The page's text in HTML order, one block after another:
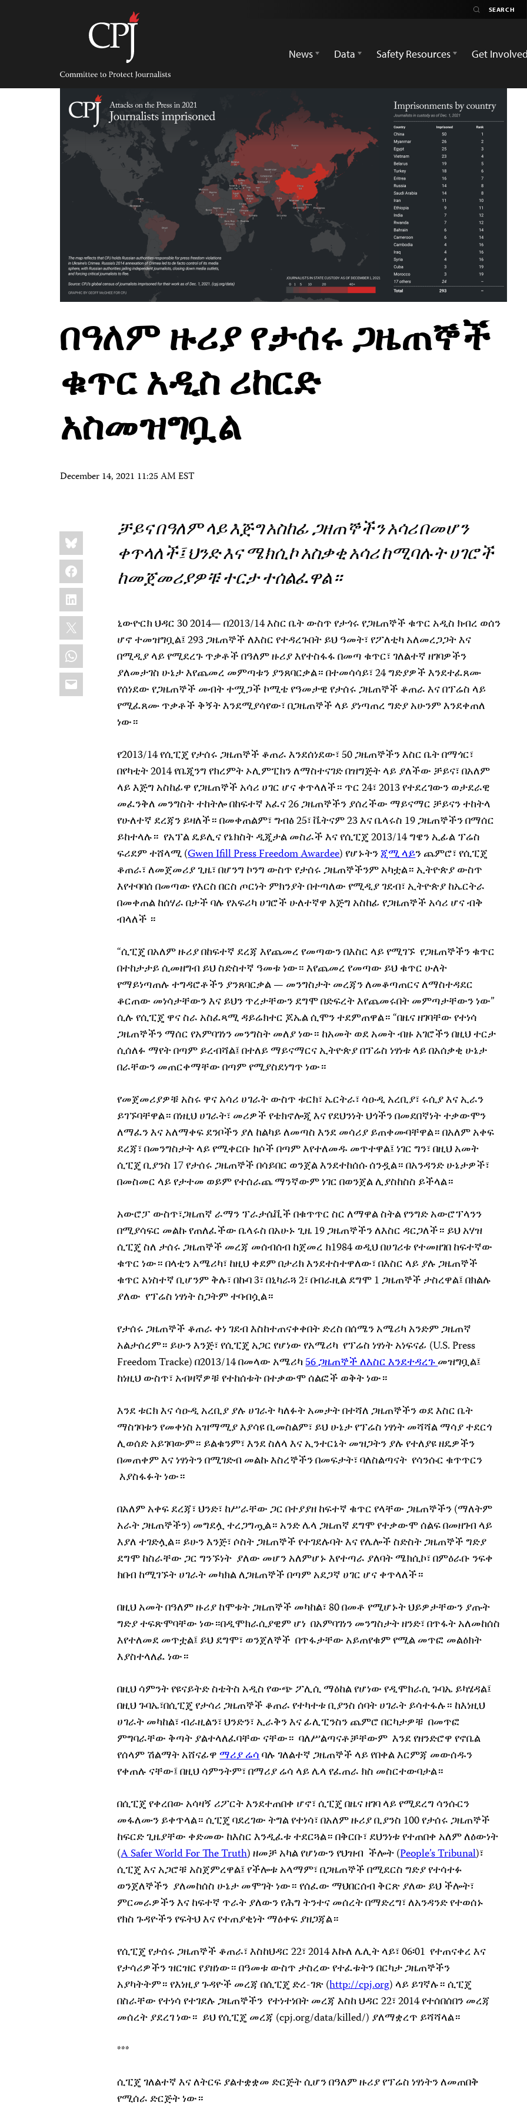
Committee
Protect
News
Data Safety Resources Get Involved
በዓለም ዙሪያ የታሰሩ ጋዜጠኞች
ቁጥር አዲስ ሪከርድ
አስመዝግቧል
December 14, 2021 11:25 AM EST
Share
this:
Bluesky
Facebook
LinkedIn
X
WhatsApp
Email
ቻይና በዓለም ላይ እጅግ አስከፊ ጋዘጠኞችን አሳሪ በመሆን
ቀጥላለች፤ ህንድ እና ሜክሲኮ አስቃቂ አሳሪ ከሚባሉት ሀገሮች
ከመጀመሪያዎቹ ተርታ ተሰልፈዋል።
ኒውዮርክ ህዳር 30 2014— በ2013/14 እስር ቤት ውስጥ የታጎሩ የጋዜጠኞች ቁጥር አዲስ ክብረ ወሰን
ሆኖ ተመዝግቧል፤ 293 ጋዜጠኞች ለእስር የተዳረጉበት ይህ ዓመት፣ የፖለቲካ አለመረጋጋት እና
በሚዲያ ላይ የሚደረጉ ጥቃቶች በዓለም ዙሪያ እየተስፋፋ በመጣ ቁጥር፣ ገለልተኛ ዘገባዎችን
ያለመታገስ ሁኔታ እየጨመረ መምጣቱን ያንጸባርቃል። በተመሳሳይ፣ 24 ግድያዎች እንደተፈጸሙ
የሰነደው የጋዜጠኞች መብት ተሟጋች ኮሚቴ የዓመታዊ የታሰሩ ጋዜጠኞች ቆጠራ እና በፕሬስ ላይ
የሚፈጸሙ ጥቃቶች ቅኝት እንደሚያሳየው፣ በጋዜጠኞች ላይ ያነጣጠረ ግድያ አሁንም እንደቀጠለ
ነው።
የ2013/14 የሲፒጄ የታሰሩ ጋዜጠኞች ቆጠራ እንደሰነደው፣ 50 ጋዜጠኞችን እስር ቤት በማጎር፣
በየካቲት 2014 የቤጂንግ የክረምት ኦሊምፒክን ለማስተናገድ በዝግጅት ላይ ያለችው ቻይና፣ በአለም
ላይ እጅግ አስከፊዋ የጋዜጠኞች አሳሪ ሀገር ሆና ቀጥላለች። ጥር 24፣ 2013 የተደረገውን ወታደራዊ
መፈንቅለ መንግስት ተከትሎ በከፍተኛ አፈና 26 ጋዜጠኞችን ያሰረችው ማይናማር ቻይናን ተከትላ
የሁለተኛ ደረጃን ይዛለች። በመቀጠልም፣ ግብፅ 25፣ ቬትናም 23 እና ቤላሩስ 19 ጋዜጠኞችን በማሰር
ይከተላሉ። የአፕል ዴይሊና የኔክስት ዲጂታል መስራች እና የሲፒጄ 2013/14 ግዌን ኢፊል ፕሬስ
ፍሪደም ተሸላሚ (Gwen Ifill Press Freedom Awardee) የሆኑትንጂሚ ላይን ጨምሮ፣ የሲፒጄ
ቆጠራ፣ ለመጀመሪያ ጊዜ፣ በሆንግ ኮንግ ውስጥ የታሰሩ ጋዜጠኞችንም አካቷል። ኢትዮጵያ ውስጥ
እየተባባሰ በመጣው የእርስ በርስ ጦርነት ምክንያት በተጣለው የሚዲያ ገደብ፣ ኢትዮጵያ ከኤርትራ
በመቀጠል ከሰሃራ በታች ባሉ የአፍሪካ ሀገሮች ሁለተኛዋ እጅግ አስከፊ የጋዜጠኞች አሳሪ ሆና ብቅ
ብላለች ።
“ሲፒጄ በአለም ዙሪያ በከፍተኛ ደረጃ እየጨመረ የመጣውን በእስር ላይ የሚገኙ የጋዜጠኞችን ቁጥር
በተከታታይ ሲመዘግብ ይህ ስድስተኛ ዓመቱ ነው። እየጨመረ የመጣው ይህ ቁጥር ሁለት
የማይነጣጠሉ ተግዳሮቶችን ያንጸባርቃል — መንግስታት መረጃን ለመቆጣጠርና ለማስተዳደር
ቆርጠው መነሳታቸውን እና ይህን ጥረታቸውን ደግሞ በድፍረት እየጨመሩበት መምጣታቸውን ነው”
ሲሉ የሲፒጄ ዋና ስራ አስፈጻሚ ዳይሬክተር ጆኤል ሲሞን ተደምጠዋል። “በዜና ዘገባቸው የተነሳ
ጋዜጠኞችን ማሰር የአምባገነን መንግስት መለያ ነው። ከአመት ወደ አመት ብዙ አገሮችን በዚህ ተርታ
ሲሰለፉ ማየት በጣም ይረብሻል፤ በተለይ ማይናማርና ኢትዮጵያ በፕሬስ ነፃነቱ ላይ በአሰቃቂ ሁኔታ
በራቸውን መጠርቀማቸው በጣም የሚያስደነግጥ ነው።
የመጀመሪያዎቹ አስሩ ዋና አሳሪ ሀገራት ውስጥ ቱርክ፣ ኤርትራ፣ ሳዑዲ አረቢያ፣ ሩሲያ እና ኢራን
ይገኙባቸዋል። በነዚህ ሀገራት፣ መሪዎች የቴክኖሎጂ እና የደህንነት ህጎችን በመደበኛነት ተቃውሞን
ለማፈን እና አለማቀፍ ደንቦችን ያለ ከልካይ ለመጣስ እንደ መሳሪያ ይጠቀሙባቸዋል። በአለም አቀፍ
ደረጃ፣ በመንግስታት ላይ የሚቀርቡ ክሶች በጣም እየተለመዱ መጥተዋል፤ ነገር ግን፣ በዚህ አመት
ሲፒጄ ቢያንስ 17 የታሰሩ ጋዜጠኞች በሳይበር ወንጀል እንደተከሰሱ ሰንዷል። በአንዳንድ ሁኔታዎች፣
በመስመር ላይ የታተመ ወይም የተሰራጨ ማንኛውም ነገር በወንጀል ሊያስከስስ ይችላል።
አውሮፓ ውስጥ፣ጋዜጠኛ ራማን ፕራታሴቪች በቁጥጥር ስር ለማዋል ስትል የንግድ አውሮፕላንን
በሚያሳፍር መልኩ የጠለፈችው ቤላሩስ በአሁኑ ጊዜ 19 ጋዜጠኞችን ለእስር ዳርጋለች። ይህ አሃዝ
ሲፒጄ ስለ ታሰሩ ጋዜጠኞች መረጃ መሰብሰብ ከጀመረ ክ1984 ወዲህ በሀገሪቱ የተመዘገበ ከፍተኛው
ቁጥር ነው። በላቲን አሜሪካ፣ ከዚህ ቀደም በታሪክ እንደተስተዋለው፣ በእስር ላይ ያሉ ጋዜጠኞች
ቁጥር አነስተኛ ቢሆንም ቅሉ፣ በኩባ 3፣ በኒካራጓ 2፣ በብራዚል ደግሞ 1 ጋዜጠኞች ታስረዋል፤ በክልሉ
ያለው የፕሬስ ነፃነት ስጋትም ተባብሷል።
የታሰሩ ጋዜጠኞች ቆጠራ ቀነ ገደብ እስከተጠናቀቀበት ድረስ በሰሜን አሜሪካ አንድም ጋዜጠኛ
አልታሰረም። ይሁን እንጅ፣ የሲፒጄ አጋር የሆነው የአሜሪካ የፕሬስ ነፃነት አነፍናፊ (U.S. Press
Freedom Tracke) በ2013/14 በመላው አሜሪካ56 ጋዜጠኞች ለእስር እንደተዳረጉመዝግቧል፤
ከነዚህ ውስጥ፣ አብዛኛዎቹ የተከሰቱት በተቃውሞ ሰልፎች ወቅት ነው።
እንደ ቱርክ እና ሳዑዲ አረቢያ ያሉ ሀገራት ካለፉት አመታት በተሻለ ጋዜጠኞችን ወደ እስር ቤት
ማስገባቱን የመቀነስ አዝማሚያ እያሳዩ ቢመስልም፣ ይህ ሁኔታ የፕሬስ ነፃነት መሻሻል ማሳያ ተደርጎ
ሊወሰድ አይገባውም። ይልቁንም፣ እንደ ስለላ እና ኢንተርኔት መዝጋትን ያሉ የተለያዩ ዘዴዎችን
በመጠቀም እና ነፃነትን በሚገድብ መልኩ እስረኞችን በመፍታት፣ ባለስልጣናት የሳንሱር ቁጥጥርን
እያስፋፉት ነው።
በአለም አቀፍ ደረጃ፣ ህንድ፣ ከሥራቸው ጋር በተያያዘ ከፍተኛ ቁጥር የላቸው ጋዜጠኞችን (ማለትም
አራት ጋዜጠኞችን) መግደሏ ተረጋግጧል። አንድ ሌላ ጋዜጠኛ ደግሞ የተቃውሞ ሰልፍ በመዘገብ ላይ
እያለ ተገድሏል። ይሁን እንጅ፣ ሶስት ጋዜጠኞች የተገደሉባት እና የሌሎች ስድስት ጋዜጠኞች ግድያ
ደግሞ ከስራቸው ጋር ግንኙነት ያለው መሆን አለምሆኑ እየተጣራ ያለባት ሜክሲኮ፣ በምዕራቡ ንፍቀ
ክበብ ከሚገኙት ሀገራት መካክል ለጋዜጠኞች በጣም አደጋኛ ሀገር ሆና ቀጥላለች።
በዚህ አመት በዓለም ዙሪያ ከሞቱት ጋዜጠኞች መካከል፣ 80 በመቶ የሚሆኑት ህይዎታቸውን ያጡት
ግድያ ተፍጽሞባቸው ነው።በዲሞክራሲያዊም ሆነ በአምባገነን መንግስታት ዘንድ፣ በጥፋት አለመከሰስ
እየተለመደ መጥቷል፤ ይህ ደግሞ፣ ወንጀለኞች በጥፋታቸው አይጠየቁም የሚል መጥፎ መልዕክት
እያስተላለፈ ነው።
በዚህ ሳምንት የዩናይትድ ስቴትስ አዲስ የውጭ ፖሊሲ ማዕከል የሆነው የዲሞክራሲ ጉባኤ ይካሄዳል፤
በዚህ ጉባኤ፣በሲፒጄ የታሳሪ ጋዜጠኞች ቆጠራ የተካተቱ ቢያንስ ሰባት ሀገራት ይሳተፋሉ። ከእነዚህ
ሀገራት መካከል፣ ብራዚልን፣ ህንድን፣ ኢራቅን እና ፊሊፒንስን ጨምሮ በርካታዎቹ በመጥፎ
ምግባራቸው ቅጣት ያልተላለፈባቸው ናቸው። ባለሥልጣናቶቻቸውም እንደ የዘንድሮዋ የኖቤል
የሰላም ሽልማት አሸናፊዋማሪያ ሬሳባሉ ገለልተኛ ጋዜጠኞች ላይ የበቀል እርምጃ መውሰዱን
የቀጠሉ ናቸው፤ በዚህ ሳምንትም፣ በማሪያ ሬሳ ላይ ሌላ የፈጠራ ክስ መስርተውባታል።
በሲፒጄ የቀረበው አሳዛኝ ሪፖርት እንደተጠበቀ ሆኖ፣ ሲፒጄ በዜና ዘገባ ላይ የሚደረግ ሳንሱርን
መፋለሙን ይቀጥላል። ሲፒጄ ባደረገው ትግል የተነሳ፣ በአለም ዙሪያ ቢያንስ 100 የታሰሩ ጋዜጠኞች
ከፍርድ ጊዜያቸው ቀድመው ከእስር እንዲፈቱ ተደርጓል። በቅርቡ፣ ደህንነቱ የተጠበቀ አለም ለዕውነት
(A Safer World For The Truth) ዘመቻ አካል የሆነውን የህዝብ ችሎት (People’s Tribunal)፣
ሲፒጄ እና አጋሮቹ አስጀምረዋል፤ የችሎቱ አላማም፣ በጋዜጠኞች በሚደርስ ግድያ የተሳተፉ
ወንጀለኞችን ያለመከሰስ ሁኔታ መሞገት ነው። የሰፈው ማህበርሰብ ቅርጽ ያለው ይህ ችሎት፣
ምርመራዎችን እና ከፍተኛ ጥራት ያለውን የሕግ ትንተና መሰረት በማድረግ፣ ለአንዳንድ የተወሰኑ
የክስ ጉዳዮችን የፍትህ እና የተጠያቂነት ማዕቀፍ ያዘጋጃል።
የሲፒጄ የታሰሩ ጋዜጠኞች ቆጠራ፣ እስከህዳር 22፣ 2014 እኩለ ሌሊት ላይ፣ 06፡01 የተጠናቀረ እና
የታሳሪዎችን ዝርዝር የያዘነው። በዓመቱ ውስጥ ታስረው የተፈቱትን በርካታ ጋዜጠኞችን
አያካትትም። የእነዚያ ጉዳዮች መረጃ በሲፒጄ ድረ-ገጽ (http://cpj.org) ላይ ይገኛሉ። ሲፒጄ
በስራቸው የተነሳ የተገደሉ ጋዜጠኞችን የተነተነበት መረጃ እስከ ህዳር 22፣ 2014 የተሰበሰበን መረጃ
መሰረት ያደረገ ነው። ይህ የሲፒጄ መረጃ (cpj.org/data/killed/) ያለማቋረጥ ይሻሻላል።
***
ሲፒጄ ገለልተኛ እና ለትርፍ ያልተቋቋመ ድርጅት ሲሆን በዓለም ዙሪያ የፕሬስ ነፃነትን ለመጠበቅ
የሚሰራ ድርጅት ነው።